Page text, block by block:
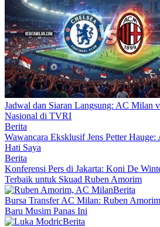
Jadwal dan Siaran Langsung: AC Milan
Nasional di TVRI
Berita
Wawancara Eksklusif Jens Petter
Hati Saya
Berita
Konferensi Pers di Jakarta: Koni De
Terbaik untuk Skuad Ruben Amorim
Berita
Bursa Transfer AC Milan: Ruben
Baru Musim Panas Ini
Berita